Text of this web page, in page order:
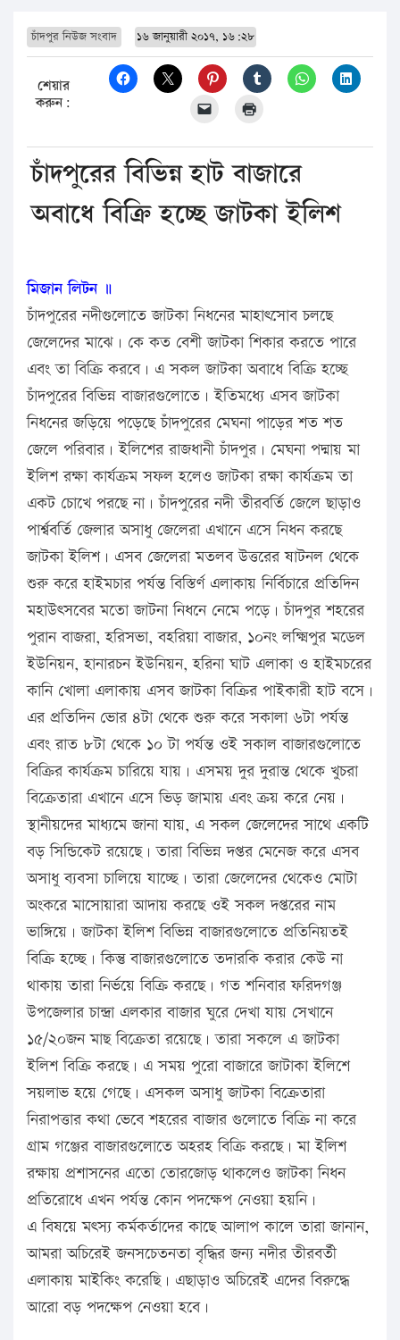
চাঁদপুর নিউজ সংবাদ ১৬ জানুয়ারী ২০১৭, ১৬:২৮
শেয়ার
করুন:
চাঁদপুরের বিভিন্ন হাট বাজারে
অবাধে বিক্রি হচ্ছে জাটকা ইলিশ
মিজান লিটন ॥
চাঁদপুরের নদীগুলোতে জাটকা নিধনের মাহাৎসোব চলছে
জেলেদের মাঝে। কে কত বেশী জাটকা শিকার করতে পারে
এবং তা বিক্রি করবে। এ সকল জাটকা অবাধে বিক্রি হচ্ছে
চাঁদপুরের বিভিন্ন বাজারগুলোতে। ইতিমধ্যে এসব জাটকা
নিধনের জড়িয়ে পড়েছে চাঁদপুরের মেঘনা পাড়ের শত শত
জেলে পরিবার। ইলিশের রাজধানী চাঁদপুর। মেঘনা পদ্মায় মা
ইলিশ রক্ষা কার্যক্রম সফল হলেও জাটকা রক্ষা কার্যক্রম তা
একট চোখে পরছে না। চাঁদপুরের নদী তীরবর্তি জেলে ছাড়াও
পার্শ্ববর্তি জেলার অসাধু জেলেরা এখানে এসে নিধন করছে
জাটকা ইলিশ। এসব জেলেরা মতলব উত্তরের ষাটনল থেকে
শুরু করে হাইমচার পর্যন্ত বিস্তির্ণ এলাকায় নির্বিচারে প্রতিদিন
মহাউৎসবের মতো জাটনা নিধনে নেমে পড়ে। চাঁদপুর শহরের
পুরান বাজরা, হরিসভা, বহরিয়া বাজার, ১০নং লক্ষ্মিপুর মডেল
ইউনিয়ন, হানারচন ইউনিয়ন, হরিনা ঘাট এলাকা ও হাইমচরের
কানি খোলা এলাকায় এসব জাটকা বিক্রির পাইকারী হাট বসে।
এর প্রতিদিন ভোর ৪টা থেকে শুরু করে সকালা ৬টা পর্যন্ত
এবং রাত ৮টা থেকে ১০ টা পর্যন্ত ওই সকাল বাজারগুলোতে
বিক্রির কার্যক্রম চারিয়ে যায়। এসময় দুর দুরান্ত থেকে খুচরা
বিক্রেতারা এখানে এসে ভিড় জামায় এবং ক্রয় করে নেয়।
স্থানীয়দের মাধ্যমে জানা যায়, এ সকল জেলেদের সাথে একটি
বড় সিন্ডিকেট রয়েছে। তারা বিভিন্ন দপ্তর মেনেজ করে এসব
অসাধু ব্যবসা চালিয়ে যাচ্ছে। তারা জেলেদের থেকেও মোটা
অংকরে মাসোয়ারা আদায় করছে ওই সকল দপ্তরের নাম
ভাঙ্গিয়ে। জাটকা ইলিশ বিভিন্ন বাজারগুলোতে প্রতিনিয়তই
বিক্রি হচ্ছে। কিন্তু বাজারগুলোতে তদারকি করার কেউ না
থাকায় তারা নির্ভয়ে বিক্রি করছে। গত শনিবার ফরিদগঞ্জ
উপজেলার চান্দ্রা এলকার বাজার ঘুরে দেখা যায় সেখানে
১৫/২০জন মাছ বিক্রেতা রয়েছে। তারা সকলে এ জাটকা
ইলিশ বিক্রি করছে। এ সময় পুরো বাজারে জাটাকা ইলিশে
সয়লাভ হয়ে গেছে। এসকল অসাধু জাটকা বিক্রেতারা
নিরাপত্তার কথা ভেবে শহরের বাজার গুলোতে বিক্রি না করে
গ্রাম গঞ্জের বাজারগুলোতে অহরহ বিক্রি করছে। মা ইলিশ
রক্ষায় প্রশাসনের এতো তোরজোড় থাকলেও জাটকা নিধন
প্রতিরোধে এখন পর্যন্ত কোন পদক্ষেপ নেওয়া হয়নি।
এ বিষয়ে মৎস্য কর্মকর্তাদের কাছে আলাপ কালে তারা জানান,
আমরা অচিরেই জনসচেতনতা বৃদ্ধির জন্য নদীর তীরবর্তী
এলাকায় মাইকিং করেছি। এছাড়াও অচিরেই এদের বিরুদ্ধে
আরো বড় পদক্ষেপ নেওয়া হবে।